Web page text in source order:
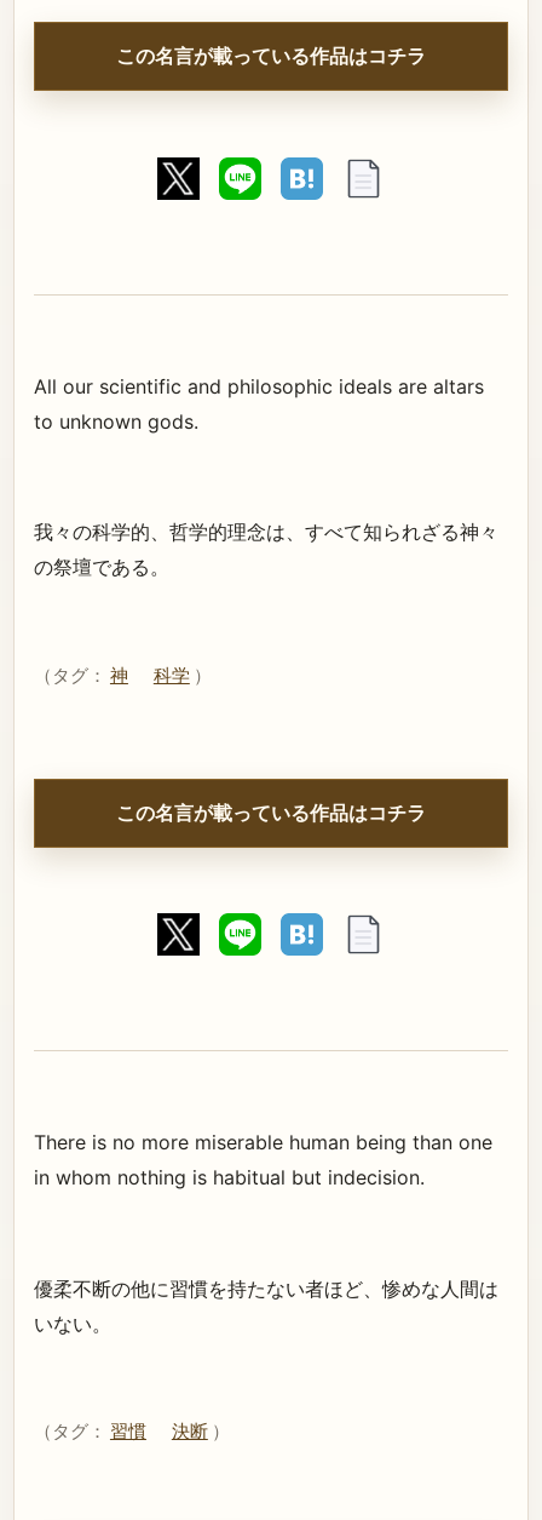
この名言が載っている作品はコチラ
All our scientific and philosophic ideals are altars
to unknown gods.
我々の科学的、哲学的理念は、すべて知られざる神々
の祭壇である。
（タグ： 神 科学 ）
この名言が載っている作品はコチラ
There is no more miserable human being than one
in whom nothing is habitual but indecision.
優柔不断の他に習慣を持たない者ほど、惨めな人間は
いない。
（タグ： 習慣 決断 ）